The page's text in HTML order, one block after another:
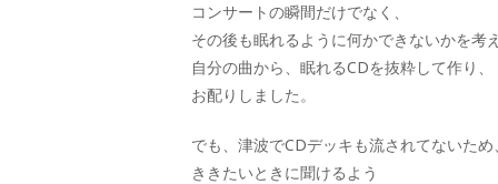
コンサートの瞬間だけでなく、
その後も眠れるように何かできないかを考
自分の曲から、眠れるCDを抜粋して作り、
お配りしました。
でも、津波でCDデッキも流されてないため
ききたいときに聞けるよう